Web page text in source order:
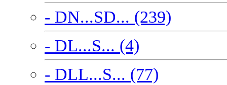
- DN...SD... (239)
- DL...S... (4)
- DLL...S... (77)